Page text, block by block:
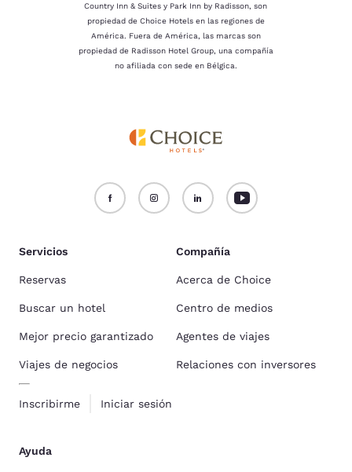
Country Inn & Suites y Park Inn by Radisson, son
propiedad de Choice Hotels en las regiones de
América. Fuera de América, las marcas son
propiedad de Radisson Hotel Group, una compañía
no afiliada con sede en Bélgica.
Servicios
Reservas
Buscar un hotel
Mejor precio garantizado
Viajes de negocios
Inscribirme Iniciar sesión
Compañía
Acerca de Choice
Centro de medios
Agentes de viajes
Relaciones con inversores
Ayuda